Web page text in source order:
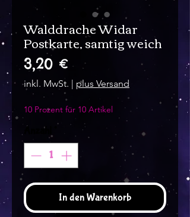
Walddrache Widar
Postkarte, samtig weich
3,20 €Preis
inkl. MwSt. | plus Versand
10 Prozent für 10 Artikel
Anzahl
In den Warenkorb